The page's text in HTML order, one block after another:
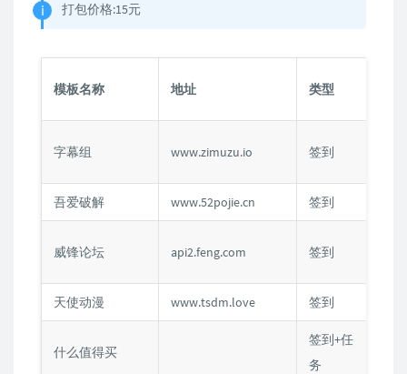
打包价格:15元
模板名称 地址 类型
字幕组 www.zimuzu.io 签到
吾爱破解 www.52pojie.cn 签到
威锋论坛 api2.feng.com 签到
天使动漫 www.tsdm.love 签到
什么值得买
签到+任
务